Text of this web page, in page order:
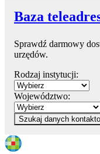
Baza
Sprawdź darmowy
urzędów.
Rodzaj instytucji:
Województwo:
Szukaj danych